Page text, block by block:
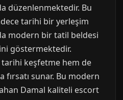
düzenlenmektedir. Bu
tarihi bir yerleşim
modern bir tatil beldesi
göstermektedir.
keşfetme hem de
sunar. Bu modern
Damal kaliteli escort